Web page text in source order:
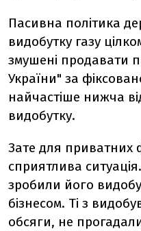
Пасивна політика
видобутку газу
змушені продавати
України" за
найчастіше нижча
видобутку.
Зате для приватних
сприятлива
зробили його
бізнесом. Ті з
обсяги, не